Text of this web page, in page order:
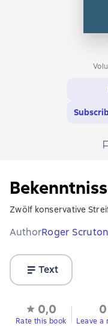
Zwölf konservative
AuthorRoger Scruton
Text
0,0
Rate this book
0
Leave a